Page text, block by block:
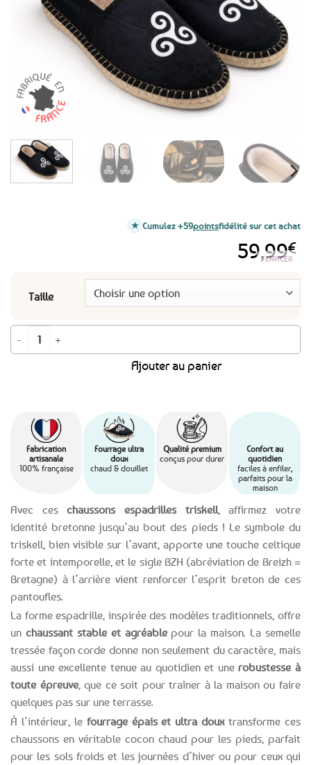
favoris
Avec ceschaussons espadrilles triskell, affirmez votre
identité bretonne jusqu’au bout des pieds ! Le symbole du
triskell, bien visible sur l’avant, apporte une touche celtique
forte et intemporelle, et le sigle BZH (abréviation de Breizh =
Bretagne) à l’arrière vient renforcer l’esprit breton de ces
pantoufles.
La forme espadrille, inspirée des modèles traditionnels, offre
un chaussant stable et agréablepour la maison. La semelle
tressée façon corde donne non seulement du caractère, mais
aussi une excellente tenue au quotidien et unerobustesse à
toute épreuve, que ce soit pour traîner à la maison ou faire
quelques pas sur une terrasse.
À l’intérieur, le fourrage épais et ultra douxtransforme ces
chaussons en véritable cocon chaud pour les pieds, parfait
pour les sols froids et les journées d’hiver ou pour ceux qui
Fabrication
artisanale
100% française
Fourrage ultra
doux
chaud & douillet
Qualité premium
conçus pour durer
Confort au
quotidien
faciles à enfiler,
parfaits pour la
maison
59,99€
Taille
EFFACER
quantité de Chaussons espadrilles fourrés Triskell
Ajouter au panier
Cumulez +59pointsfidélité sur cet achat